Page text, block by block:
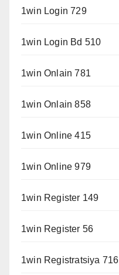
1win Login 729
1win Login Bd 510
1win Onlain 781
1win Onlain 858
1win Online 415
1win Online 979
1win Register 149
1win Register 56
1win Registratsiya 716